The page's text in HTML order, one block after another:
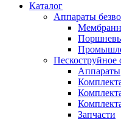
Каталог
Аппараты
Пескоструйное
Аппараты
Запчасти